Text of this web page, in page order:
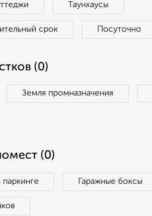
Таунхаусы
срок Посуточно
(0)
Земля промназначения
(0)
Гаражные боксы